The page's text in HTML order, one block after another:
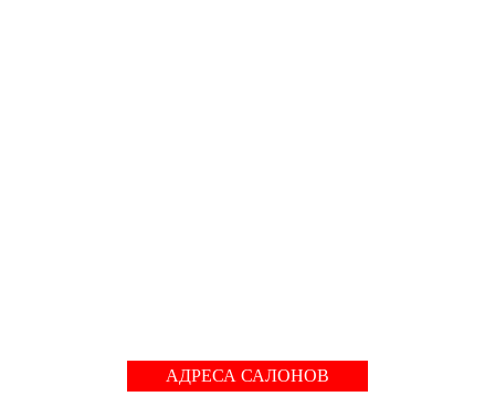
АДРЕСА САЛОНОВ